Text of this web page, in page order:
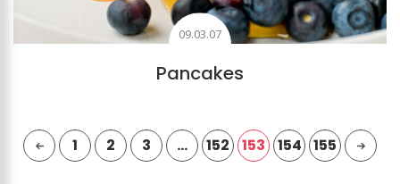
09.03.07
Pancakes
1 2 3 … 152 153 154 155